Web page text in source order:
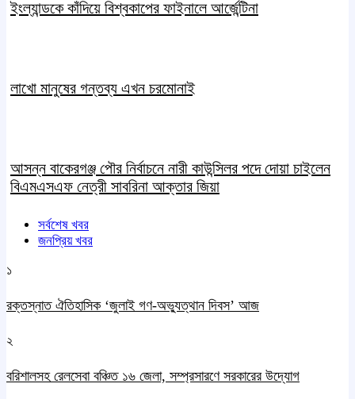
ইংল্যান্ডকে কাঁদিয়ে বিশ্বকাপের ফাইনালে আর্জেন্টিনা
লাখো মানুষের গন্তব্য এখন চরমোনাই
আসন্ন বাকেরগঞ্জ পৌর নির্বাচনে নারী কাউন্সিলর পদে দোয়া চাইলেন
বিএমএসএফ নেত্রী সাবরিনা আক্তার জিয়া
সর্বশেষ খবর
জনপ্রিয় খবর
১
রক্তস্নাত ঐতিহাসিক ‌‘জুলাই গণ-অভ্যুত্থান দিবস’ আজ
২
বরিশালসহ রেলসেবা বঞ্চিত ১৬ জেলা, সম্প্রসারণে সরকারের উদ্যোগ